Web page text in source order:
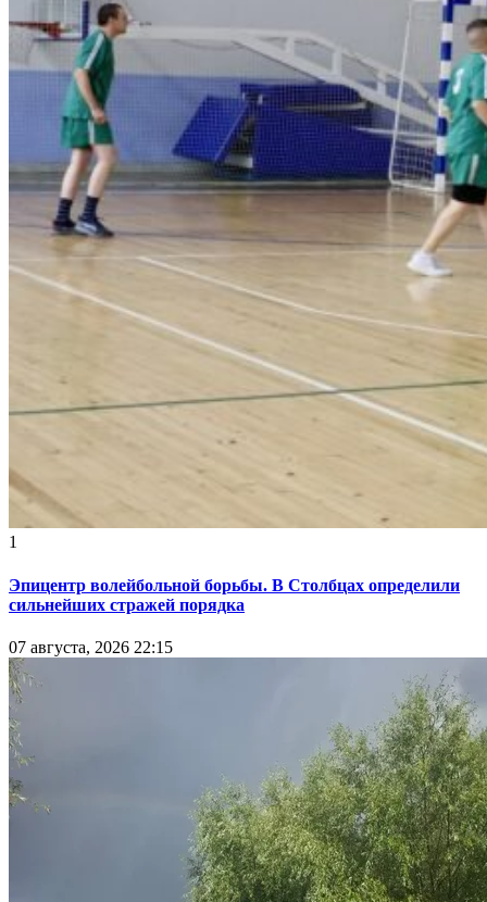
1
Эпицентр волейбольной борьбы. В Столбцах определили
сильнейших стражей порядка
07 августа, 2026 22:15